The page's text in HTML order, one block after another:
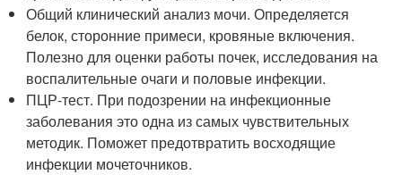
Общий клинический анализ мочи. Определяется
белок, сторонние примеси, кровяные включения.
Полезно для оценки работы почек, исследования на
воспалительные очаги и половые инфекции.
ПЦР-тест. При подозрении на инфекционные
заболевания это одна из самых чувствительных
методик. Поможет предотвратить восходящие
инфекции мочеточников.